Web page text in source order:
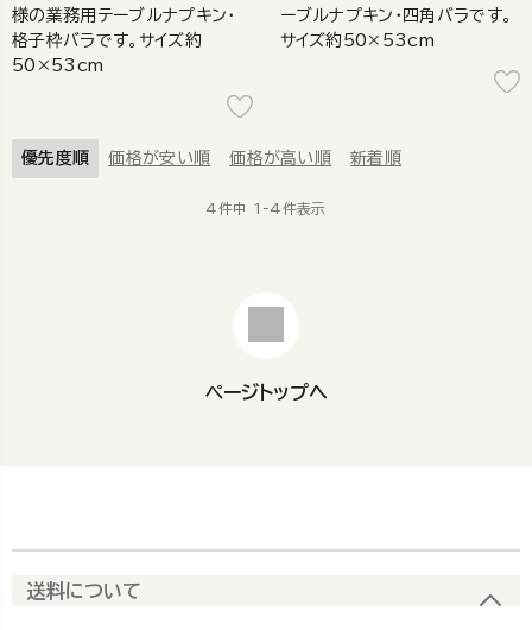
様の業務用テーブルナプキン・
格子枠バラです。サイズ約
50×53cm
ーブルナプキン・四角バラです。
サイズ約50×53cm
優先度順 価格が安い順 価格が高い順 新着順
4件中 1 -4件表示
ページトップへ
送料について